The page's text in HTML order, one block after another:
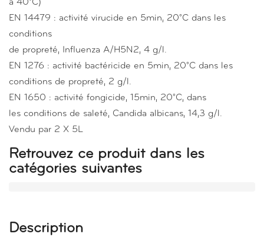
à 40°C)
EN 14479 : activité virucide en 5min, 20°C dans les
conditions
de propreté, Influenza A/H5N2, 4 g/l.
EN 1276 : activité bactéricide en 5min, 20°C dans les
conditions de propreté, 2 g/l.
EN 1650 : activité fongicide, 15min, 20°C, dans
les conditions de saleté, Candida albicans, 14,3 g/l.
Vendu par 2 X 5L
Retrouvez ce produit dans les
catégories suivantes
Description